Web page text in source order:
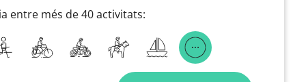
entre més de 40 activitats: